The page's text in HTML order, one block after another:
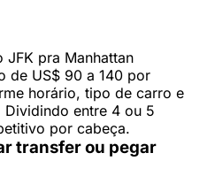
pra Manhattan
de US$ 90 a 140 por
horário, tipo de carro e
Dividindo entre 4 ou 5
por cabeça.
transfer ou pegar